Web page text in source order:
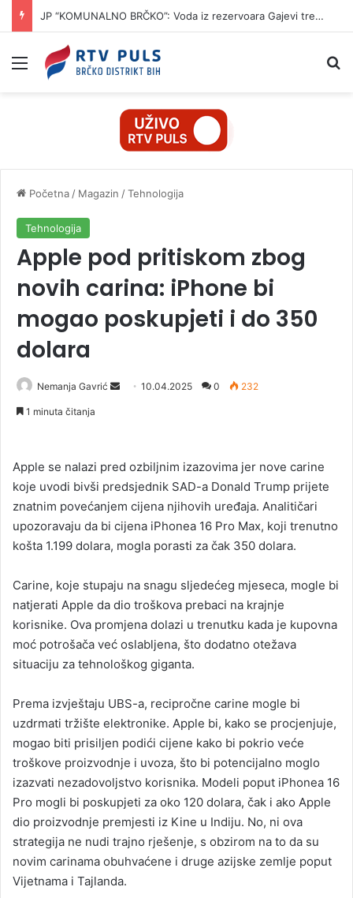
JP “KOMUNALNO BRČKO”: Voda iz rezervoara Gajevi trenutno nije za piće
Izbornik
Početna / Magazin /Tehnologija
Tehnologija
Apple pod pritiskom zbog
novih carina: iPhone bi
mogao poskupjeti i do 350
dolara
Nemanja Gavrić
a
m
10.04.2025 0 232
1 minuta čitanja
Apple se nalazi pred ozbiljnim izazovima jer nove carine
koje uvodi bivši predsjednik SAD-a Donald Trump prijete
znatnim povećanjem cijena njihovih uređaja. Analitičari
upozoravaju da bi cijena iPhonea 16 Pro Max, koji trenutno
košta 1.199 dolara, mogla porasti za čak 350 dolara.
Carine, koje stupaju na snagu sljedećeg mjeseca, mogle bi
natjerati Apple da dio troškova prebaci na krajnje
korisnike. Ova promjena dolazi u trenutku kada je kupovna
moć potrošača već oslabljena, što dodatno otežava
situaciju za tehnološkog giganta.
Prema izvještaju UBS-a, recipročne carine mogle bi
uzdrmati tržište elektronike. Apple bi, kako se procjenjuje,
mogao biti prisiljen podići cijene kako bi pokrio veće
troškove proizvodnje i uvoza, što bi potencijalno moglo
izazvati nezadovoljstvo korisnika. Modeli poput iPhonea 16
Pro mogli bi poskupjeti za oko 120 dolara, čak i ako Apple
dio proizvodnje premjesti iz Kine u Indiju. No, ni ova
strategija ne nudi trajno rješenje, s obzirom na to da su
novim carinama obuhvaćene i druge azijske zemlje poput
Vijetnama i Tajlanda.